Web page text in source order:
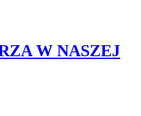
W NASZEJ